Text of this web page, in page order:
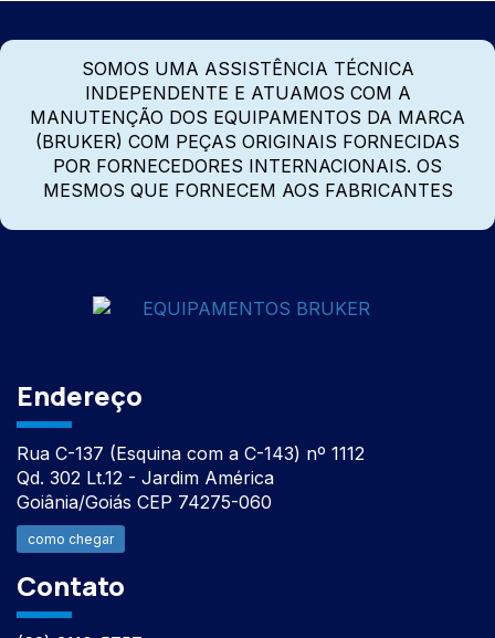
SOMOS UMA ASSISTÊNCIA TÉCNICA
INDEPENDENTE E ATUAMOS COM A
MANUTENÇÃO DOS EQUIPAMENTOS DA MARCA
(BRUKER) COM PEÇAS ORIGINAIS FORNECIDAS
POR FORNECEDORES INTERNACIONAIS. OS
MESMOS QUE FORNECEM AOS FABRICANTES
Endereço
Rua C-137 (Esquina com a C-143) nº 1112
Qd. 302 Lt.12 - Jardim América
Goiânia/Goiás CEP 74275-060
como chegar
Contato